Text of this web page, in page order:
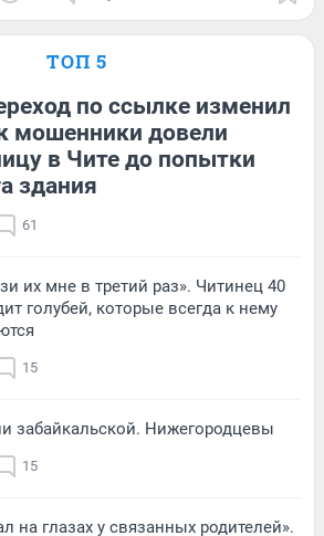
ТОП 5
по ссылке изменил
мошенники довели
в Чите до попытки
здания
61
их мне в третий раз». Читинец 40
голубей, которые всегда к нему
15
забайкальской. Нижегородцевы
15
на глазах у связанных родителей».